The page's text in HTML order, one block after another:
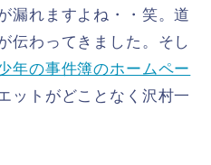
漏れますよね・・笑。道
伝わってきました。そし
年の事件簿のホームペー
ットがどことなく沢村一